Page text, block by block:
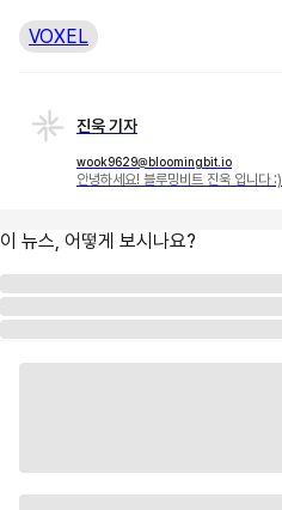
VOXEL
진욱 기자
wook9629@bloomingbit.io
안녕하세요! 블루밍비트 진욱 입니다 :)
이 뉴스, 어떻게 보시나요?